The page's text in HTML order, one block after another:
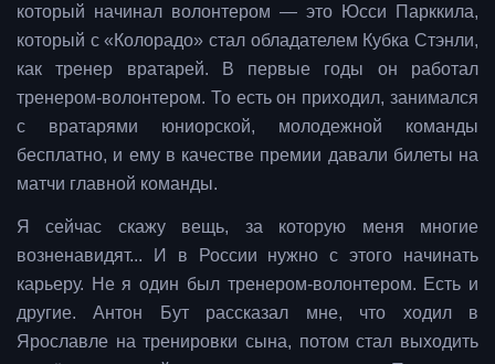
который начинал волонтером — это Юсси Парккила,
который с «Колорадо» стал обладателем Кубка Стэнли,
как тренер вратарей. В первые годы он работал
тренером-волонтером. То есть он приходил, занимался
с вратарями юниорской, молодежной команды
бесплатно, и ему в качестве премии давали билеты на
матчи главной команды.
Я сейчас скажу вещь, за которую меня многие
возненавидят... И в России нужно с этого начинать
карьеру. Не я один был тренером-волонтером. Есть и
другие. Антон Бут рассказал мне, что ходил в
Ярославле на тренировки сына, потом стал выходить